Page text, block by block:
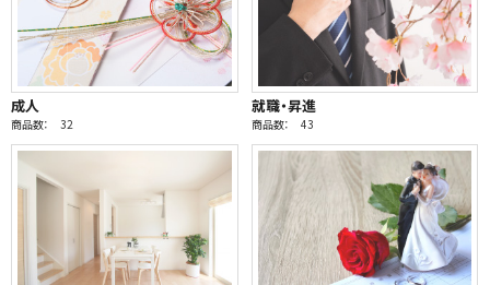
成人
商品数： 32
就職・昇進
商品数： 43